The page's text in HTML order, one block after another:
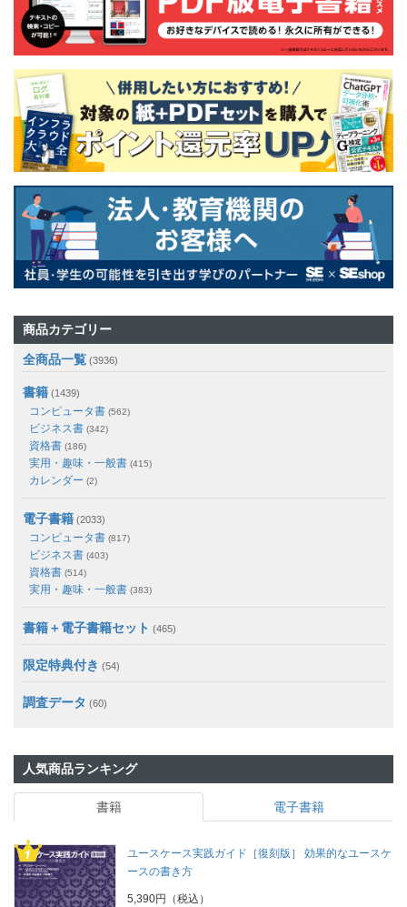
商品カテゴリー
全商品一覧 (3936)
書籍 (1439)
コンピュータ書 (562)
ビジネス書 (342)
資格書 (186)
実用・趣味・一般書 (415)
カレンダー (2)
電子書籍 (2033)
コンピュータ書 (817)
ビジネス書 (403)
資格書 (514)
実用・趣味・一般書 (383)
書籍＋電子書籍セット (465)
限定特典付き (54)
調査データ (60)
人気商品ランキング
書籍 電子書籍
ユースケース実践ガイド［復刻版］ 効果的なユースケ
ースの書き方
5,390円（税込）